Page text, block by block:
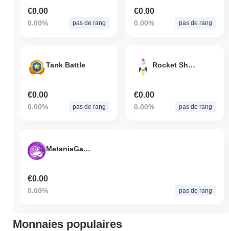
€0.00
0.00% pas de rang
€0.00
0.00% pas de rang
Tank Battle
€0.00
0.00% pas de rang
Rocket Share
€0.00
0.00% pas de rang
MetaniaGames
€0.00
0.00% pas de rang
Monnaies populaires